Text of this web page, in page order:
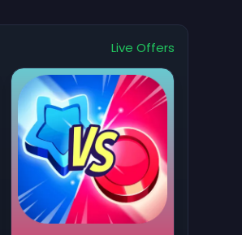
Live Offers